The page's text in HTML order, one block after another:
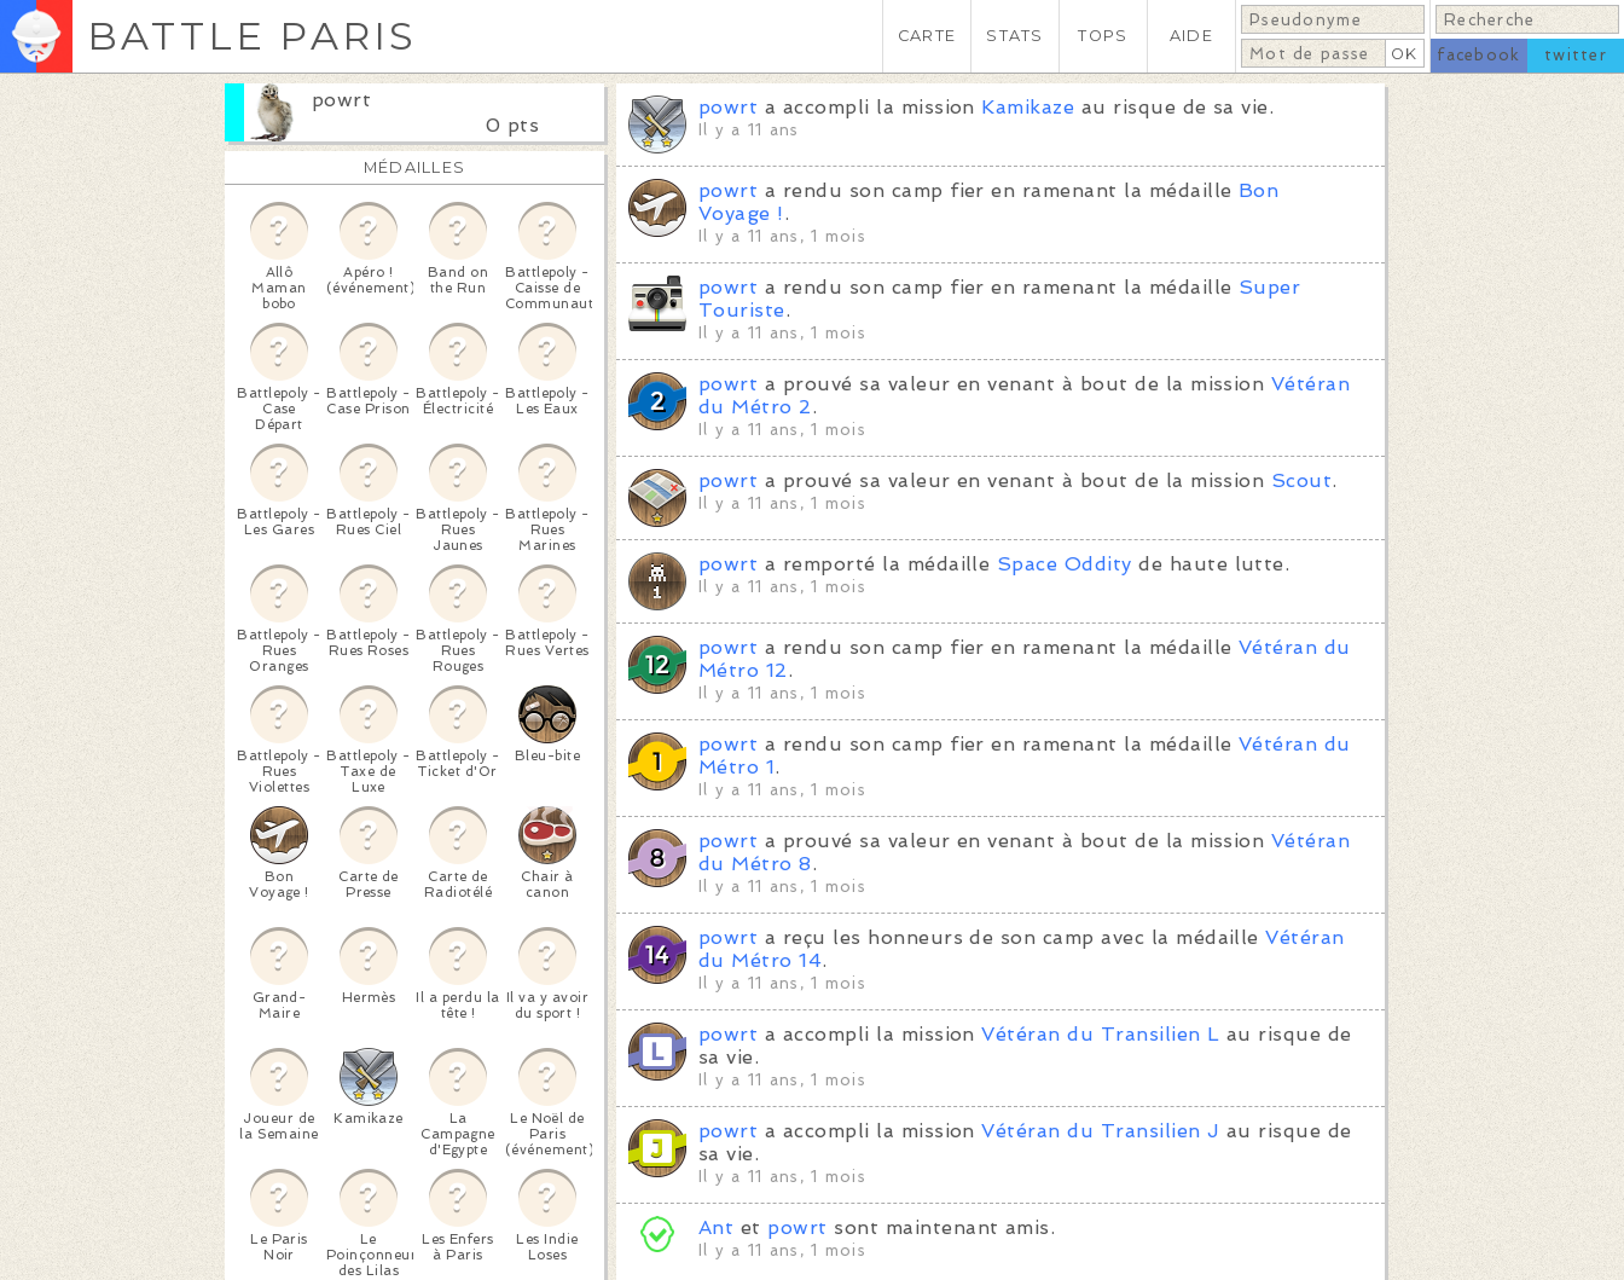
BATTLE PARIS CARTE STATS TOPS
AIDE
facebook
twitter
powrt
0 pts
MÉDAILLES
Allô
Maman
bobo
Apéro !
(événement)
Band on
the Run
Battlepoly -
Caisse de
Communauté
Battlepoly -
Case
Départ
Battlepoly -
Case Prison
Battlepoly -
Électricité
Battlepoly -
Les Eaux
Battlepoly -
Les Gares
Battlepoly -
Rues Ciel
Battlepoly -
Rues
Jaunes
Battlepoly -
Rues
Marines
Battlepoly -
Rues
Oranges
Battlepoly -
Rues Roses
Battlepoly -
Rues
Rouges
Battlepoly -
Rues Vertes
Battlepoly -
Rues
Violettes
Battlepoly -
Taxe de
Luxe
Battlepoly -
Ticket d'Or
Bleu-bite
Bon
Voyage !
Carte de
Presse
Carte de
Radiotélé
Chair à
canon
Grand-
Maire
Hermès
Il a perdu la
tête !
Il va y avoir
du sport !
Joueur de
la Semaine
Kamikaze
La
Campagne
d'Egypte
Le Noël de
Paris
(événement)
Le Paris
Noir
Le
Poinçonneur
des Lilas
Les Enfers
à Paris
Les Indie
Loses
powrt a accompli la mission Kamikaze au risque de sa vie.
Il y a 11 ans
powrt a rendu son camp fier en ramenant la médaille Bon
Voyage !.
Il y a 11 ans, 1 mois
powrt a rendu son camp fier en ramenant la médaille Super
Touriste.
Il y a 11 ans, 1 mois
powrt a prouvé sa valeur en venant à bout de la mission Vétéran
du Métro 2.
Il y a 11 ans, 1 mois
powrt a prouvé sa valeur en venant à bout de la mission Scout.
Il y a 11 ans, 1 mois
powrt a remporté la médaille Space Oddity de haute lutte.
Il y a 11 ans, 1 mois
powrt a rendu son camp fier en ramenant la médaille Vétéran du
Métro 12.
Il y a 11 ans, 1 mois
powrt a rendu son camp fier en ramenant la médaille Vétéran du
Métro 1.
Il y a 11 ans, 1 mois
powrt a prouvé sa valeur en venant à bout de la mission Vétéran
du Métro 8.
Il y a 11 ans, 1 mois
powrt a reçu les honneurs de son camp avec la médailleVétéran
du Métro 14.
Il y a 11 ans, 1 mois
powrt a accompli la missionVétéran du Transilien L au risque de
sa vie.
Il y a 11 ans, 1 mois
powrt a accompli la missionVétéran du Transilien J au risque de
sa vie.
Il y a 11 ans, 1 mois
Ant et powrt sont maintenant amis.
Il y a 11 ans, 1 mois